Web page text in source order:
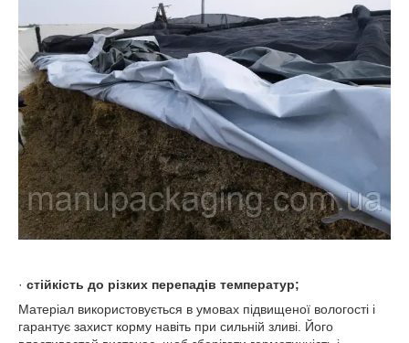
· стійкість до різких перепадів температур;
Матеріал використовується в умовах підвищеної вологості і
гарантує захист корму навіть при сильній зливі. Його